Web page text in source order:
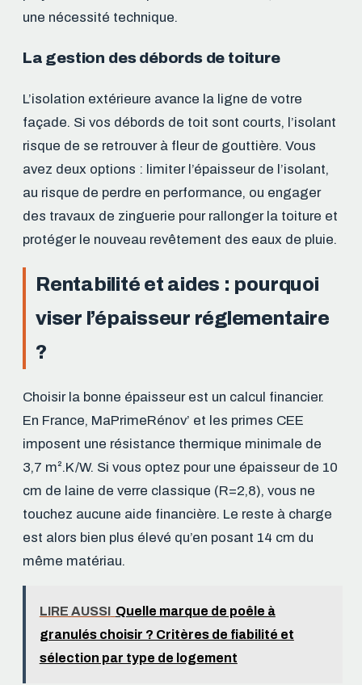
une nécessité technique.
La gestion des débords de toiture
L’isolation extérieure avance la ligne de votre
façade. Si vos débords de toit sont courts, l’isolant
risque de se retrouver à fleur de gouttière. Vous
avez deux options : limiter l’épaisseur de l’isolant,
au risque de perdre en performance, ou engager
des travaux de zinguerie pour rallonger la toiture et
protéger le nouveau revêtement des eaux de pluie.
Rentabilité et aides : pourquoi
viser l’épaisseur réglementaire
?
Choisir la bonne épaisseur est un calcul financier.
En France, MaPrimeRénov’ et les primes CEE
imposent une résistance thermique minimale de
3,7 m².K/W. Si vous optez pour une épaisseur de 10
cm de laine de verre classique (R=2,8), vous ne
touchez aucune aide financière. Le reste à charge
est alors bien plus élevé qu’en posant 14 cm du
même matériau.
LIRE AUSSI Quelle marque de poêle à
granulés choisir ? Critères de fiabilité et
sélection par type de logement